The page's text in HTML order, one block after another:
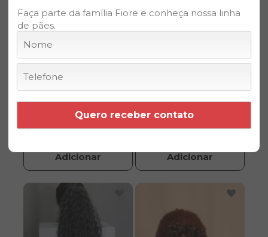
R$ 150,00
ou em 3x deR$ 50,00
R$ 150,00
ou em 3x deR$ 50,00
Faça parte da família Fiore e conheça nossa linha
de pães.
Quero receber contato